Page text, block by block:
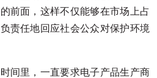
前面，这样不仅能够在市场上占
责任地回应社会公众对保护环境
间里，一直要求电子产品生产商